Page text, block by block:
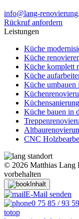
info@lang-
Rückruf anfordern
Leistungen
Küche
Küche
Küche komplett
Küche
Küche
Küche bauen in
CNC
© 2026 Matthias Lang
vorbehalten
Inhalt
E-Mail senden
0 75 85 / 93
totop